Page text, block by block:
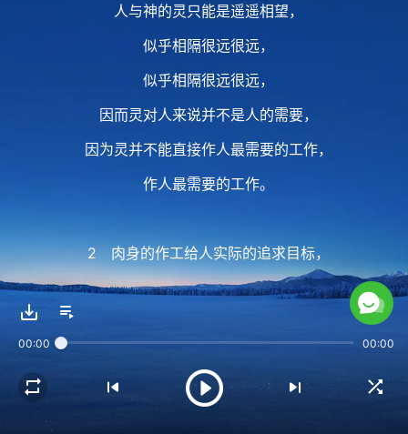
人与神的灵只能是遥遥相望，
似乎相隔很远很远，
似乎相隔很远很远，
因而灵对人来说并不是人的需要，
因为灵并不能直接作人最需要的工作，
作人最需要的工作。
2 肉身的作工给人实际的追求目标，
给人明确的话语，
卑微、平凡的感觉，
00:00 00:00